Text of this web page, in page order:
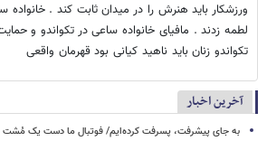
ورزشکار باید هنرش را در میدان ثابت کند . خانواده
لطمه زدند . مافیای خانواده ساعی در تکواندو و
تکواندو زنان باید ناهید کیانی بود قهرمان واقعی
آخرین اخبار
به جای پیشرفت، پسرفت کرده‌ایم/ فوتبال ما دست یک